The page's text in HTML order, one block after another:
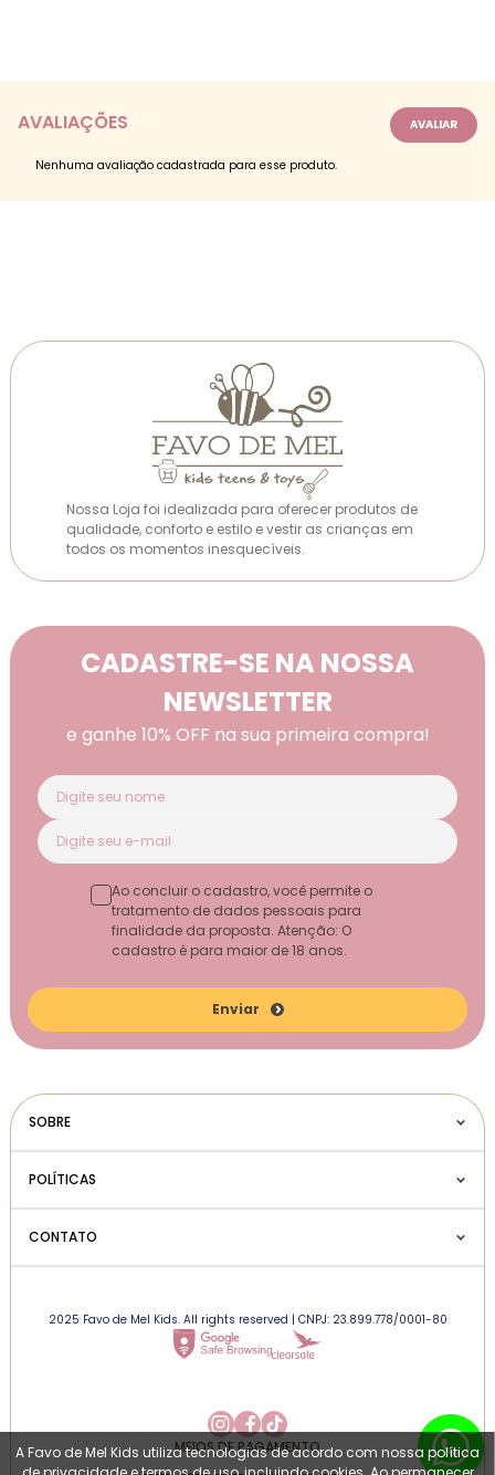
AVALIAÇÕES
Nenhuma avaliação cadastrada para esse produto.
Nossa Loja foi idealizada para oferecer produtos de
qualidade, conforto e estilo e vestir as crianças em
todos os momentos inesquecíveis.
CADASTRE-SE NA NOSSA
NEWSLETTER
e ganhe 10% OFF na sua primeira compra!
Enviar
Ao concluir o cadastro, você permite o
tratamento de dados pessoais para
finalidade da proposta. Atenção: O
cadastro é para maior de 18 anos.
SOBRE
POLÍTICAS
CONTATO
2025 Favo de Mel Kids. All rights reserved | CNPJ: 23.899.778/0001-80
MEIOS DE PAGAMENTO
A Favo de Mel Kids utiliza tecnologias de acordo com nossa política